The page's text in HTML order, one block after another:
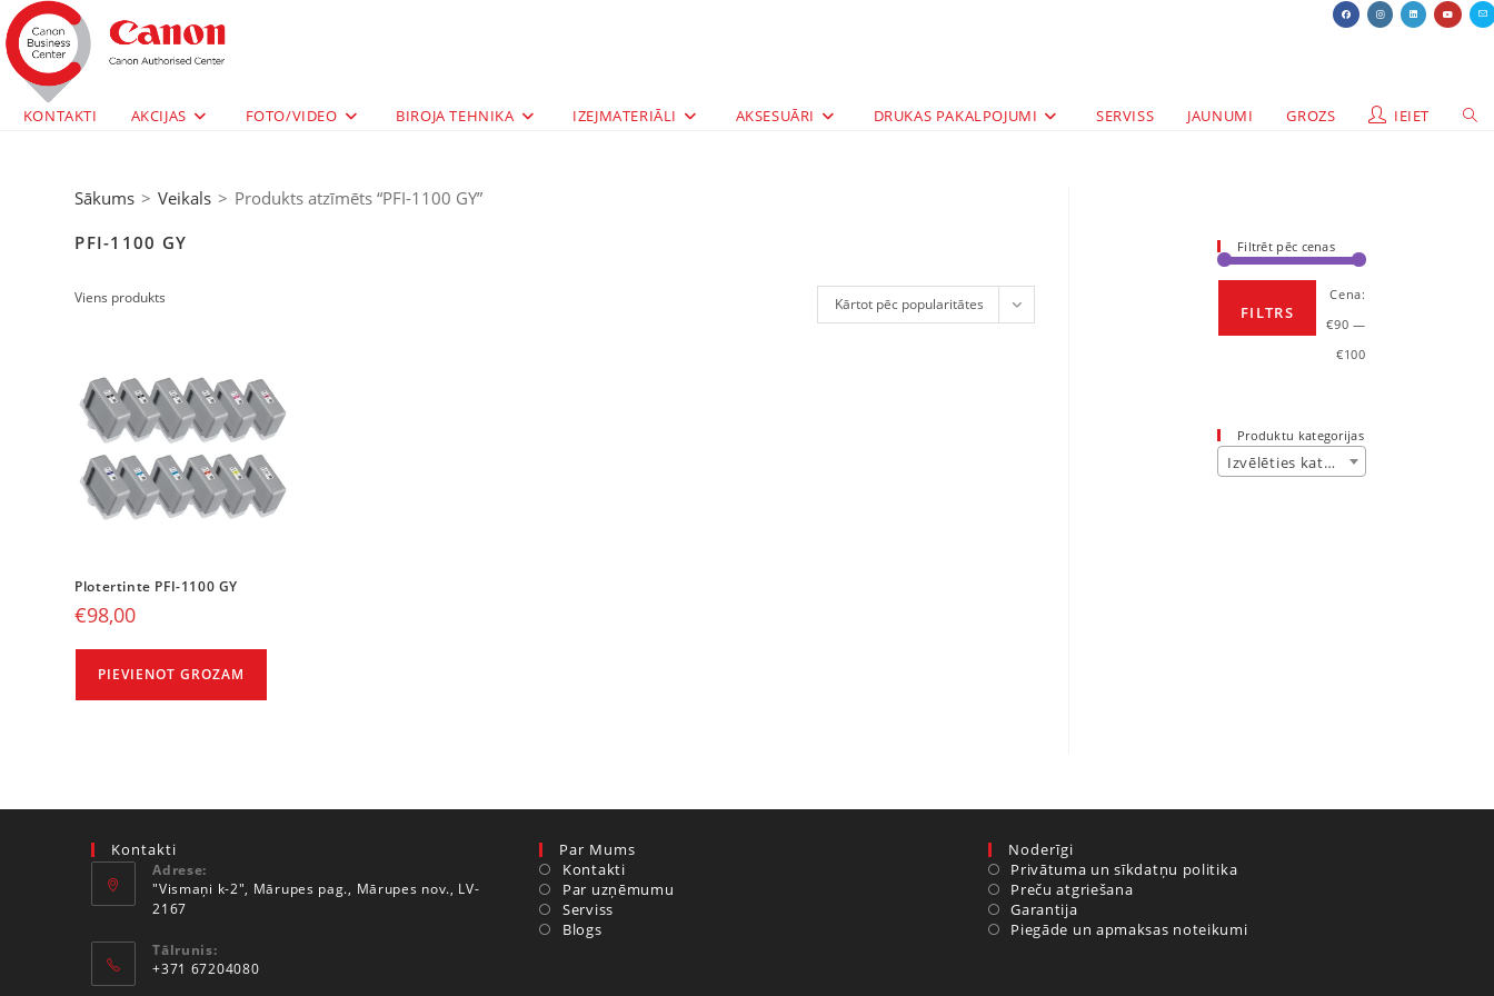
KONTAKTI AKCIJAS FOTO/VIDEO BIROJA TEHNIKA IZEJMATERIĀLI AKSESUĀRI DRUKAS PAKALPOJUMI SERVISS JAUNUMI GROZS IEIET
Sākums > Veikals > Produkts atzīmēts “PFI-1100 GY”
PFI-1100 GY
Viens produkts Kārtot pēc popularitātes
Plotertinte PFI-1100 GY
€98,00
PIEVIENOT GROZAM
Filtrēt pēc cenas
FILTRS
Cena:
€90 —
€100
Produktu kategorijas
Izvēlēties kategoriju
Kontakti
Adrese:
"Vismaņi k-2", Mārupes pag., Mārupes nov., LV-
2167
Tālrunis:
+371 67204080
Par Mums
Kontakti
Par uzņēmumu
Serviss
Blogs
Noderīgi
Privātuma un sīkdatņu politika
Preču atgriešana
Garantija
Piegāde un apmaksas noteikumi